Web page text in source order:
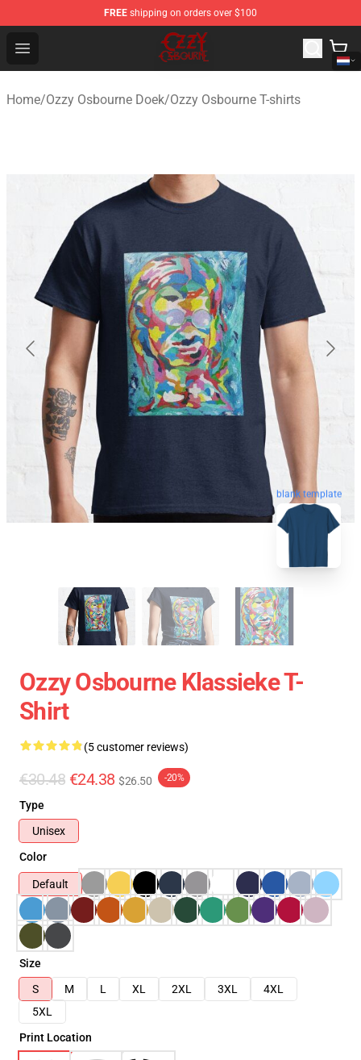
FREE shipping on orders over $100
Open menu
Ozzy Osbourne Store - Official Ozzy Osbourne
Home/Ozzy Osbourne Doek/Ozzy Osbourne T-shirts
blank template
Ozzy Osbourne Klassieke T-
Shirt
(5 customer reviews)
€30.48 €24.38 $26.50 -20%
Type
Unisex
Color
Default
Size
S
M L XL 2XL 3XL
4XL
5XL
Print Location